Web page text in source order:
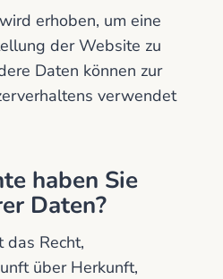
erhoben, um eine
der Website zu
Daten können zur
verwendet
haben Sie
Daten?
das Recht,
über Herkunft,